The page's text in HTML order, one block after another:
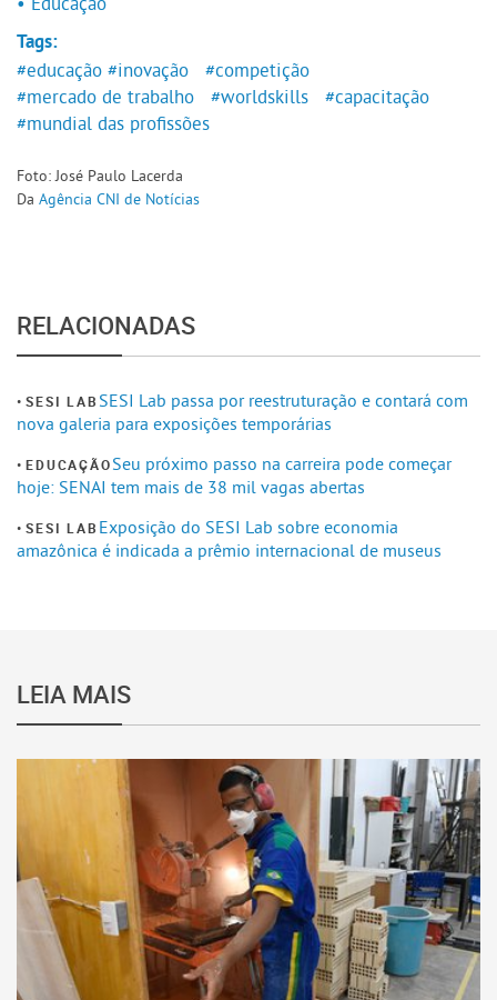
Tags:
#educação #inovação
#competição
#mercado de trabalho
#worldskills
#capacitação
#mundial das profissões
Foto: José Paulo Lacerda
Da Agência CNI de Notícias
RELACIONADAS
SESI LAB SESI Lab passa por reestruturação e contará com
nova galeria para exposições temporárias
EDUCAÇÃOSeu próximo passo na carreira pode começar
hoje: SENAI tem mais de 38 mil vagas abertas
SESI LAB Exposição do SESI Lab sobre economia
amazônica é indicada a prêmio internacional de museus
LEIA MAIS